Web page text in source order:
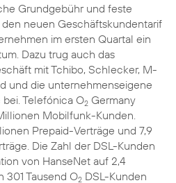
Grundgebühr und feste
neuen Geschäftskundentarif
im ersten Quartal ein
Dazu trug auch das
mit Tchibo, Schlecker, M-
und die unternehmenseigene
Telefónica O2 Germany
Mobilfunk-Kunden.
Prepaid-Verträge und 7,9
Die Zahl der DSL-Kunden
von HanseNet auf 2,4
301 Tausend O2 DSL-Kunden